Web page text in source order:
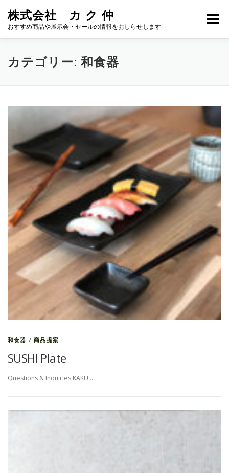
株式会社 カ ク 仲
おすすめ商品や展示会・セールの情報をおしらせします
メニュー
おすすめ商品 NEWS カタログ
カテゴリー: 和食器
和食器 /商品提案
SUSHI Plate
Questions & Inquiries KAKU …